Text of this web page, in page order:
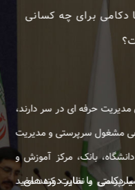
دکامی برای چه کسانی
حرفه ای در سر دارند،
مشغول سرپرستی و مدیریت
بانک، مرکز آموزش و
و نظارت کنند مفید
دکامی با سایر دوره های